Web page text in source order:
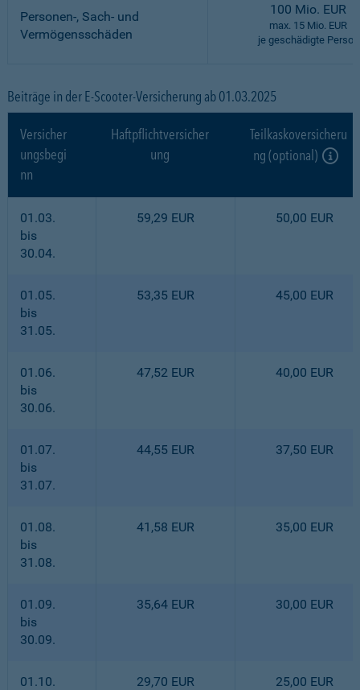
Personen-, Sach- und
Vermögensschäden
100 Mio. EUR
max. 15 Mio. EUR
je geschädigte Person
Beiträge in der E-Scooter-Versicherung ab 01.03.2025
Versicher
ungsbegi
nn
Haftpflichtversicher
ung
Teilkaskoversicheru
ng (optional)
01.03.
bis
30.04.
59,29 EUR 50,00 EUR
01.05.
bis
31.05.
53,35 EUR 45,00 EUR
01.06.
bis
30.06.
47,52 EUR 40,00 EUR
01.07.
bis
31.07.
44,55 EUR 37,50 EUR
01.08.
bis
31.08.
41,58 EUR 35,00 EUR
01.09.
bis
30.09.
35,64 EUR 30,00 EUR
01.10. 29,70 EUR 25,00 EUR